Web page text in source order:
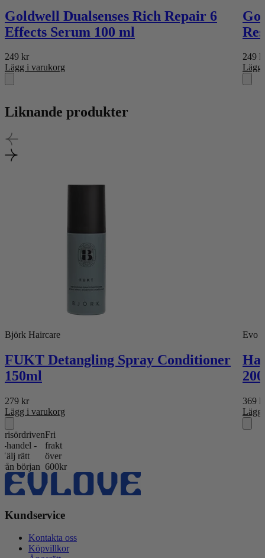
Goldwell Dualsenses Rich Repair 6
Effects Serum 100 ml
249 kr
Lägg i varukorg
249
Lägg
Liknande produkter
Björk Haircare
FUKT Detangling Spray Conditioner
150ml
279 kr
Lägg i varukorg
Evo
369
Lägg
-
Fri
frakt
över
600kr
Kundservice
Kontakta oss
Köpvillkor